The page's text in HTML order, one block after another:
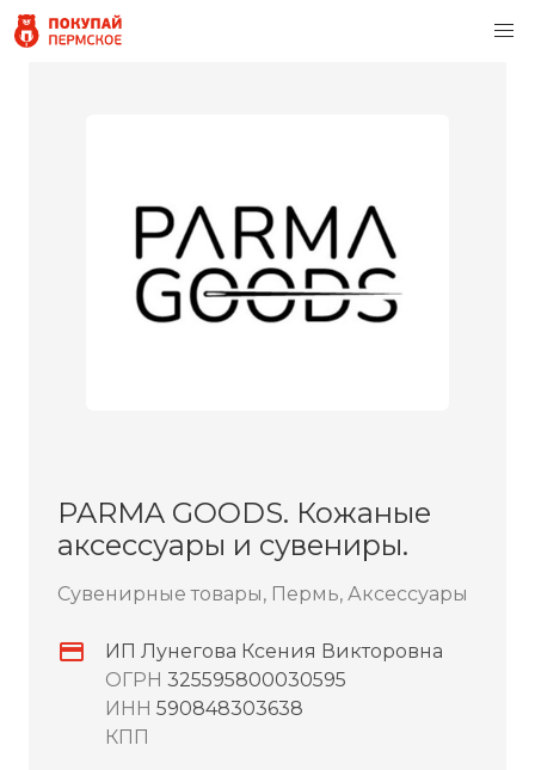
PARMA GOODS. Кожаные
аксессуары и сувениры.
Сувенирные товары, Пермь, Аксессуары
ИП Лунегова Ксения Викторовна
ОГРН 325595800030595
ИНН 590848303638
КПП